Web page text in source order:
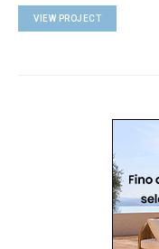
VIEW PROJECT